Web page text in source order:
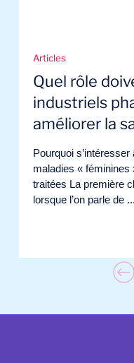
Articles
Quel rôle
industriels
améliorer la
Pourquoi
maladies « féminines
traitées La première
lorsque l’on parle de ...